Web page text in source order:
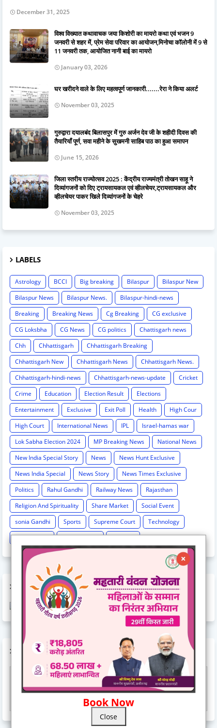
Book Now
Close
December 31, 2025
विश्व विख्यात कथावाचक जया किशोरी का मायरो कथा एवं भजन 9
जनवरी से शहर में, प्रेम सेवा परिवार का आयोजन,मिनोचा कॉलोनी में 9 से
11 जनवरी तक, आयोजित नानी बाई का मायरो
January 03, 2026
घर खरीदने वाले के लिए महत्वपूर्ण जानकारी.......रेरा ने किया अलर्ट
November 03, 2025
गुरुद्वारा दयालबंद बिलासपुर में गुरु अर्जन देव जी के शहीदी दिवस की
तैयारियाँ पूर्ण, सवा महीने के सुखमनी साहिब पाठ का हुआ समापन
June 15, 2026
जिला स्तरीय राज्योत्सव 2025 : केंद्रीय राज्यमंत्री तोखन साहू ने
दिव्यांगजनों को दिए ट्रायसायकल एवं व्हीलचेयर,ट्रायसायकल और
व्हीलचेयर पाकर खिले दिव्यांगजनों के चेहरे
November 03, 2025
LABELS
Astrology BCCI Big breaking Bilaspur
Bilaspur New
Bilaspur News
Bilaspur News.
Bilaspur-hindi-news
Breaking
Breaking News Cg Breaking
CG exclusive
CG Loksbha
CG News CG politics
Chattisgarh news
Chh
Chhattisgarh
Chhattisgarh Breaking
Chhattisgarh New
Chhattisgarh News
Chhattisgarh News.
Chhattisgarh-hindi-news
Chhattisgarh-news-update
Cricket
Crime
Education Election Result
Elections
Entertainment
Exclusive Exit Poll Health
High Cour
High Court
International News IPL
Israel-hamas war
Lok Sabha Election 2024
MP Breaking News
National News
New India Special Story
News
News Hunt Exclusive
News India Special
News Story
News Times Exclusive
Politics
Rahul Gandhi Railway News
Rajasthan
Religion And Spirituality
Share Market
Social Event
sonia Gandhi
Sports Supreme Court
Technology
Train Cancel
Uttarpradesh Weather
AD CODE
AD CODE
Responsive Advertisement